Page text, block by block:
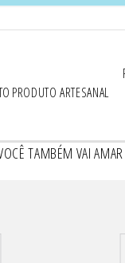
PRODUTO ARTESANAL
TAMBÉM VAI AMAR